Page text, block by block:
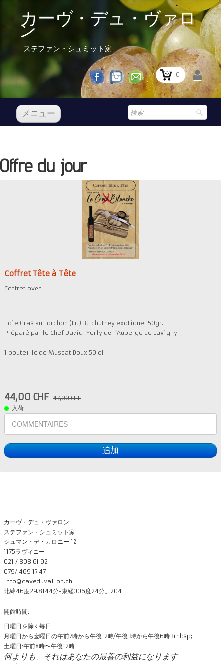
カーヴ・デュ・ヴァロ
ン
ステファン・シュミット家
0
メニュー
Boutique▼
Prix Courant
レセプション
Présentation
Infos pratiques
Login ▼
日本語▼
Offre du jour
Coffret Tête à Tête
Coffret avec :
Foie Gras au Torchon (Fr.) & chutney exotique 150gr.
Préparé par le Chef David Yerly de l’Auberge de Lavigny
1 bouteille de Muscat Doux 50 cl
44,00 CHF 47,00 CHF
入荷
追加
カーヴ・デュ・ヴァロン
ステファン・シュミット家
シュマン・デ・カロニー 12
1175ラヴィニー
021 / 808 61 92
079/ 469 17 47
info@caveduvallon.ch
北緯46度29.8144分-東経006度24分。2041
開館時間:
日曜日を除く毎日
月曜日から金曜日の午前7時から午後12時/午後1時から午後6時 &nbsp;
土曜日:午前8時〜午後12時
何よりも、それはあなたの最善の利益になります